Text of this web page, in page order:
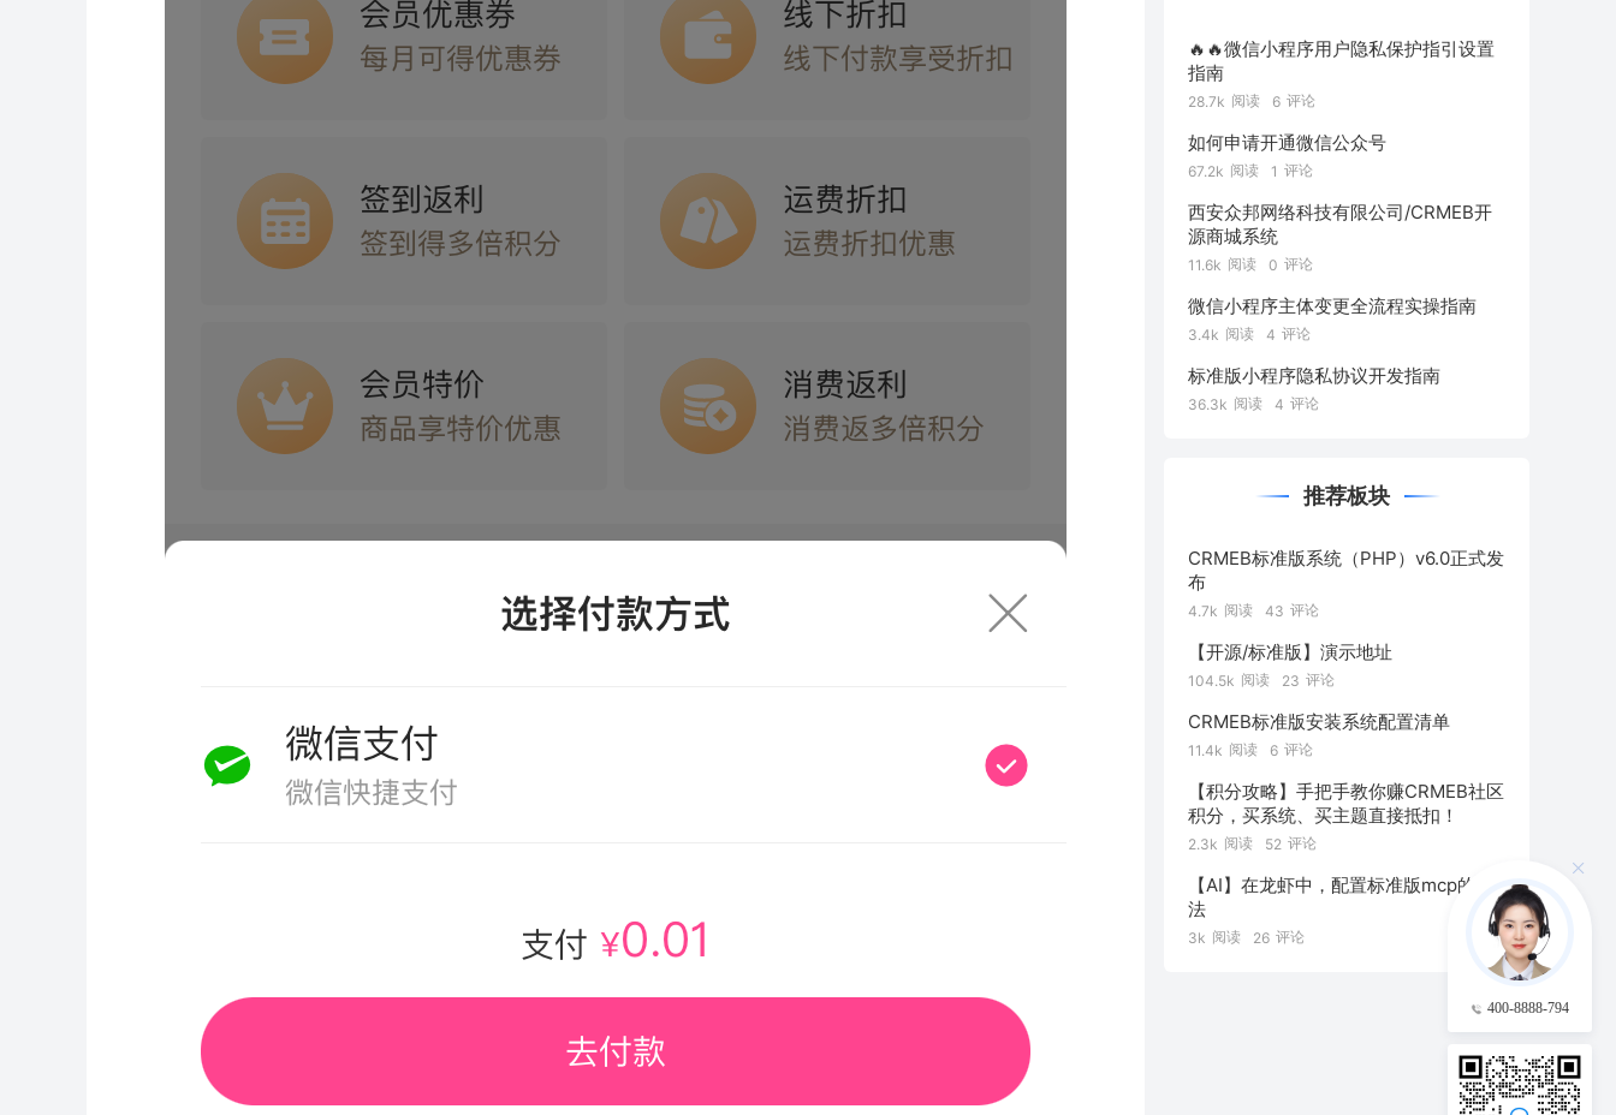
🔥🔥微信小程序用户隐私保护指引设置
指南
28.7k 阅读 6 评论
如何申请开通微信公众号
67.2k 阅读 1 评论
西安众邦网络科技有限公司/CRMEB开
源商城系统
11.6k 阅读 0 评论
微信小程序主体变更全流程实操指南
3.4k 阅读 4 评论
标准版小程序隐私协议开发指南
36.3k 阅读 4 评论
推荐板块
CRMEB标准版系统（PHP）v6.0正式发
布
4.7k 阅读 43 评论
【开源/标准版】演示地址
104.5k 阅读 23 评论
CRMEB标准版安装系统配置清单
11.4k 阅读 6 评论
【积分攻略】手把手教你赚CRMEB社区
积分，买系统、买主题直接抵扣！
2.3k 阅读 52 评论
【AI】在龙虾中，配置标准版mcp的方
法
3k 阅读 26 评论
400-8888-794